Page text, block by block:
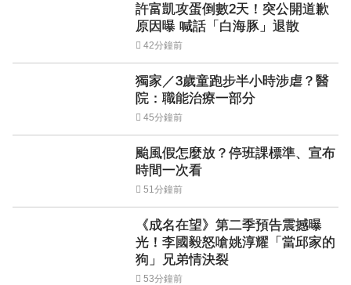
許富凱攻蛋倒數2天！突公開道歉
原因曝 喊話「白海豚」退散
42分鐘前
獨家／3歲童跑步半小時涉虐？醫
院：職能治療一部分
45分鐘前
颱風假怎麼放？停班課標準、宣布
時間一次看
51分鐘前
《成名在望》第二季預告震撼曝
光！李國毅怒嗆姚淳耀「當邱家的
狗」兄弟情決裂
53分鐘前